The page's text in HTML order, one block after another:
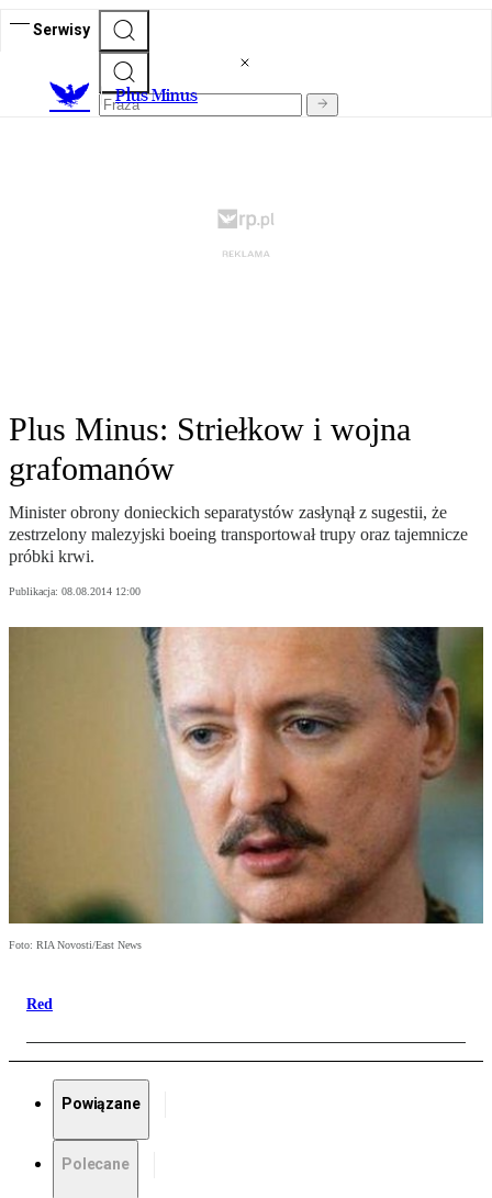
Serwisy
Plus Minus
Plus Minus: Striełkow i wojna
grafomanów
Minister obrony donieckich separatystów zasłynął z sugestii, że
zestrzelony malezyjski boeing transportował trupy oraz tajemnicze
próbki krwi.
Publikacja: 08.08.2014 12:00
Foto: RIA Novosti/East News
Red
Powiązane
Polecane